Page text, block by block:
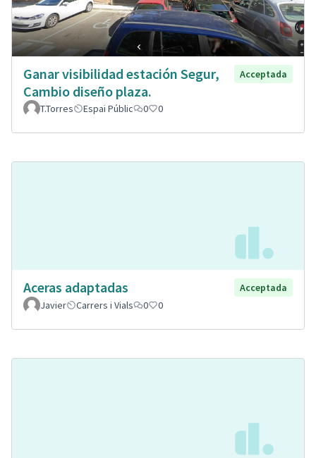
Ganar visibilidad estación Segur,
Cambio diseño plaza.
Acceptada
T.Torres Espai Públic 0 0
Aceras adaptadas
Acceptada
Javier
Carrers i Vials 0 0